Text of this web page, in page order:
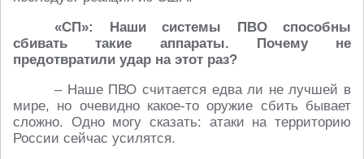
«СП»: Наши системы ПВО способны
сбивать такие аппараты. Почему не
предотвратили удар на этот раз?
– Наше ПВО считается едва ли не лучшей в
мире, но очевидно какое-то оружие сбить бывает
сложно. Одно могу сказать: атаки на территорию
России сейчас усилятся.